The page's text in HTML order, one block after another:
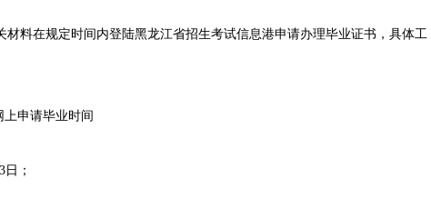
料在规定时间内登陆黑龙江省招生考试信息港申请办理毕业证书，具体工
申请毕业时间
；